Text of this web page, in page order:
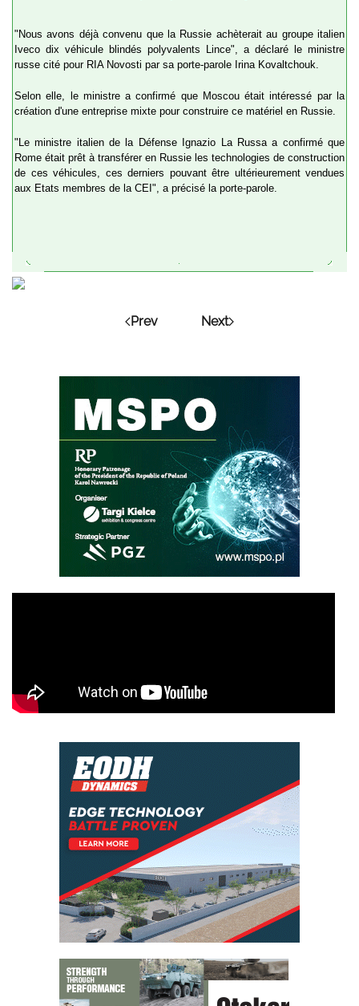
"Nous avons déjà convenu que la Russie achèterait au groupe italien
Iveco dix véhicule blindés polyvalents Lince", a déclaré le ministre
russe cité pour RIA Novosti par sa porte-parole Irina Kovaltchouk.
Selon elle, le ministre a confirmé que Moscou était intéressé par la
création d'une entreprise mixte pour construire ce matériel en Russie.
"Le ministre italien de la Défense Ignazio La Russa a confirmé que
Rome était prêt à transférer en Russie les technologies de construction
de ces véhicules, ces derniers pouvant être ultérieurement vendues
aux Etats membres de la CEI", a précisé la porte-parole.
Prev Next